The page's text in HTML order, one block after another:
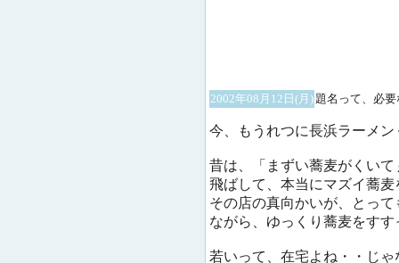
2002年08月12日(月) 題名って、必
今、もうれつに長浜ラーメ
昔は、「まずい蕎麦がくい
飛ばして、本当にマズイ蕎
その店の真向かいが、とっ
ながら、ゆっくり蕎麦をす
若いって、在宅よね・・じ